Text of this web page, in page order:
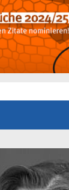
des